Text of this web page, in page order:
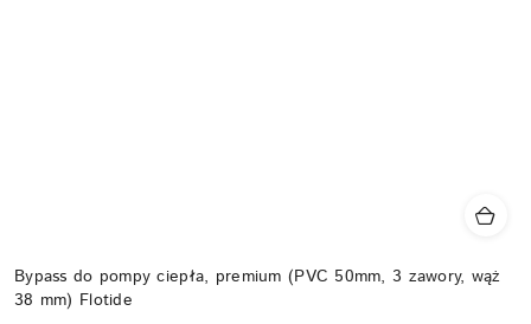
Bypass do pompy ciepła, premium (PVC 50mm, 3 zawory, wąż
38 mm) Flotide